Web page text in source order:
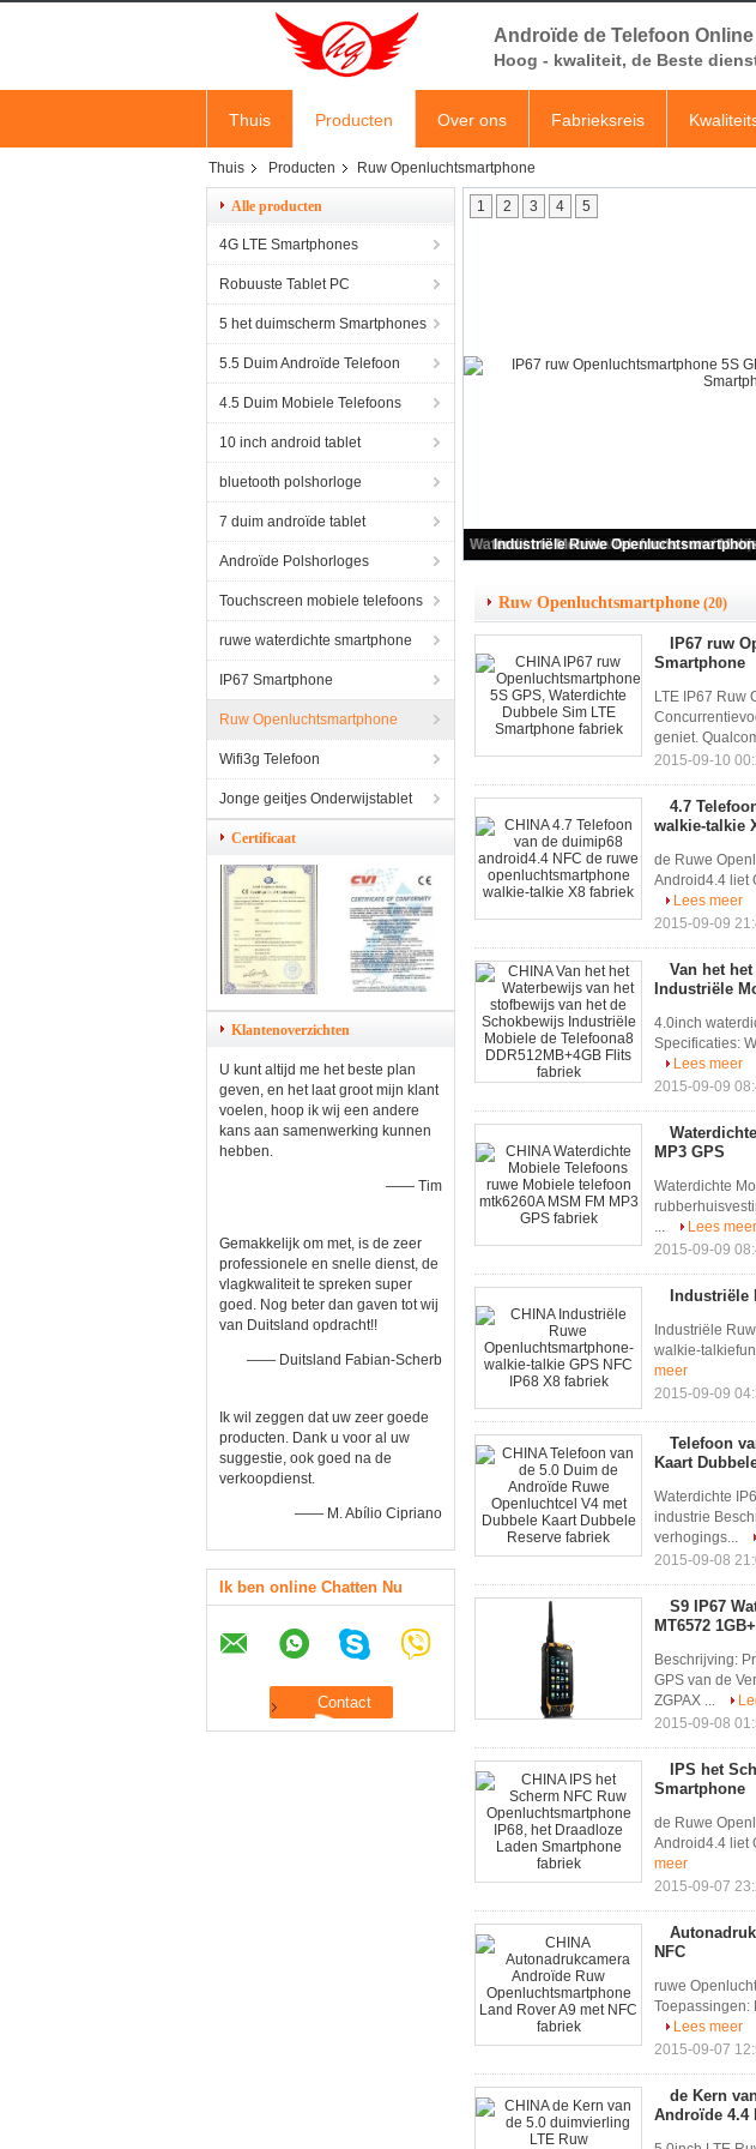
Androïde de Telefoon
Hoog - kwaliteit, de Beste
Thuis Producten Over ons Fabrieksreis
Thuis Producten Ruw Openluchtsmartphone
Alle producten
4G LTE Smartphones
Robuuste Tablet PC
5 het duimscherm Smartphones
5.5 Duim Androïde Telefoon
4.5 Duim Mobiele Telefoons
10 inch android tablet
bluetooth polshorloge
7 duim androïde tablet
Androïde Polshorloges
Touchscreen mobiele telefoons
ruwe waterdichte smartphone
IP67 Smartphone
Ruw Openluchtsmartphone
Wifi3g Telefoon
Jonge geitjes Onderwijstablet
Certificaat
Klantenoverzichten
U kunt altijd me het beste plan
geven, en het laat groot mijn klant
voelen, hoop ik wij een andere
kans aan samenwerking kunnen
hebben.
—— Tim
Gemakkelijk om met, is de zeer
professionele en snelle dienst, de
vlagkwaliteit te spreken super
goed. Nog beter dan gaven tot wij
van Duitsland opdracht!!
—— Duitsland Fabian-Scherb
Ik wil zeggen dat uw zeer goede
producten. Dank u voor al uw
suggestie, ook goed na de
verkoopdienst.
—— M. Abílio Cipriano
Ik ben online Chatten Nu
1 2 3 4 5
Ruw Openluchtsmartphone (20)
IP67 ruw
Smartphone
LTE IP67 Ruw
geniet.
2015-09-10
4.7
walkie-talkie
de Ruwe
Android4.4 liet
Lees meer
2015-09-09
Van het
Industriële
4.0inch
Specificaties:
Lees meer
2015-09-09
MP3 GPS
Waterdichte
...
Lees meer
2015-09-09
Industriële
Industriële
walkie-
meer
2015-09-09
Telefoon
Kaart
Waterdichte
industrie
verhogings...
2015-09-08
S9 IP67
MT6572
Beschrijving:
GPS van de
ZGPAX ...
2015-09-08
IPS het
Smartphone
de Ruwe
Android4.4 liet
meer
2015-09-07
NFC
ruwe
Toepassingen:
Lees meer
2015-09-07
de Kern
Androïde 4.4